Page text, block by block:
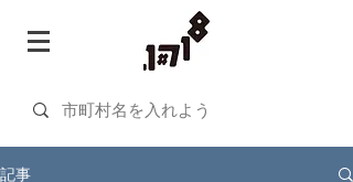
記事